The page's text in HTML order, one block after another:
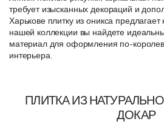
требует изысканных декораций и
Харькове плитку из оникса
нашей коллекции вы найдете
материал для оформления по-
интерьера.
ПЛИТКА ИЗ
ДОКАР